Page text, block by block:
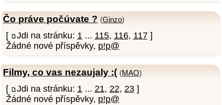
Čo práve počúvate ? (Ginzo)
[ Jdi na stránku: 1... 115, 116, 117]
Žádné nové příspěvky, p!p@
Filmy, co vas nezaujaly :( (MAO)
[ Jdi na stránku: 1... 21, 22, 23]
Žádné nové příspěvky, p!p@